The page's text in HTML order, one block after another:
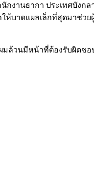
กงานธากา ประเทศบังก
าดแผลเล็กที่สุดมาช่วย
ผมล้วนมีหน้าที่ต้องรับผิดช